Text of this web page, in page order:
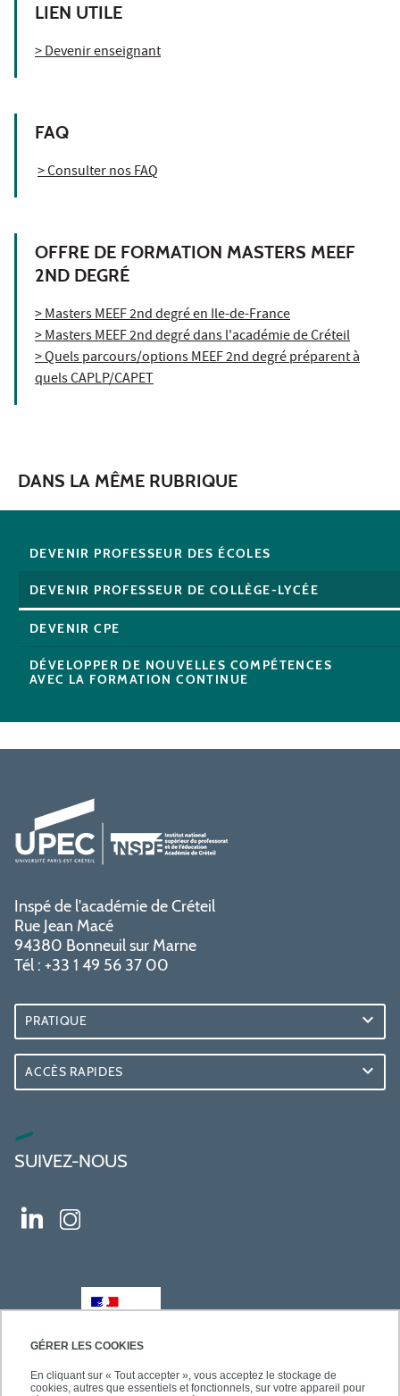
GÉRER LES COOKIES
En cliquant sur « Tout accepter », vous acceptez le stockage de
cookies, autres que essentiels et fonctionnels, sur votre appareil pour
LIEN UTILE
> Devenir enseignant
FAQ
> Consulter nos FAQ
OFFRE DE FORMATION MASTERS MEEF
2ND DEGRÉ
> Masters MEEF 2nd degré en Ile-de-France
> Masters MEEF 2nd degré dans l'académie de Créteil
> Quels parcours/options MEEF 2nd degré préparent à
quels CAPLP/CAPET
DANS LA MÊME RUBRIQUE
DEVENIR PROFESSEUR DES ÉCOLES
DEVENIR PROFESSEUR DE COLLÈGE-LYCÉE
DEVENIR CPE
DÉVELOPPER DE NOUVELLES COMPÉTENCES
AVEC LA FORMATION CONTINUE
Inspé de l'académie de Créteil
Rue Jean Macé
94380 Bonneuil sur Marne
Tél : +33 1 49 56 37 00
PRATIQUE
ACCÈS RAPIDES
SUIVEZ-NOUS